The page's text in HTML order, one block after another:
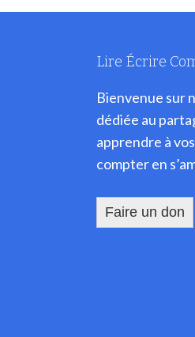
Lire Écrire
Bienvenue sur
dédiée au
apprendre à
compter en
Faire un don